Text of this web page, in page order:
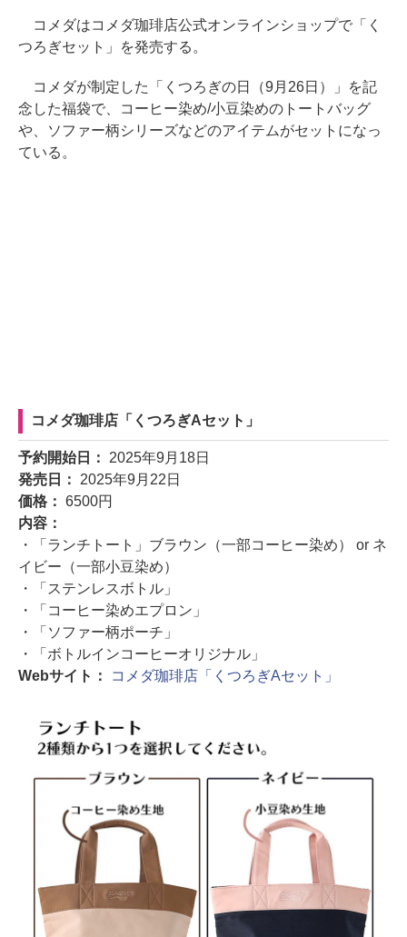
コメダはコメダ珈琲店公式オンラインショップで「く
つろぎセット」を発売する。
コメダが制定した「くつろぎの日（9月26日）」を記
念した福袋で、コーヒー染め/小豆染めのトートバッグ
や、ソファー柄シリーズなどのアイテムがセットになっ
ている。
コメダ珈琲店「くつろぎAセット」
予約開始日： 2025年9月18日
発売日： 2025年9月22日
価格： 6500円
内容：
・「ランチトート」ブラウン（一部コーヒー染め） or ネ
イビー（一部小豆染め）
・「ステンレスボトル」
・「コーヒー染めエプロン」
・「ソファー柄ポーチ」
・「ボトルインコーヒーオリジナル」
Webサイト：
コメダ珈琲店「くつろぎAセット」